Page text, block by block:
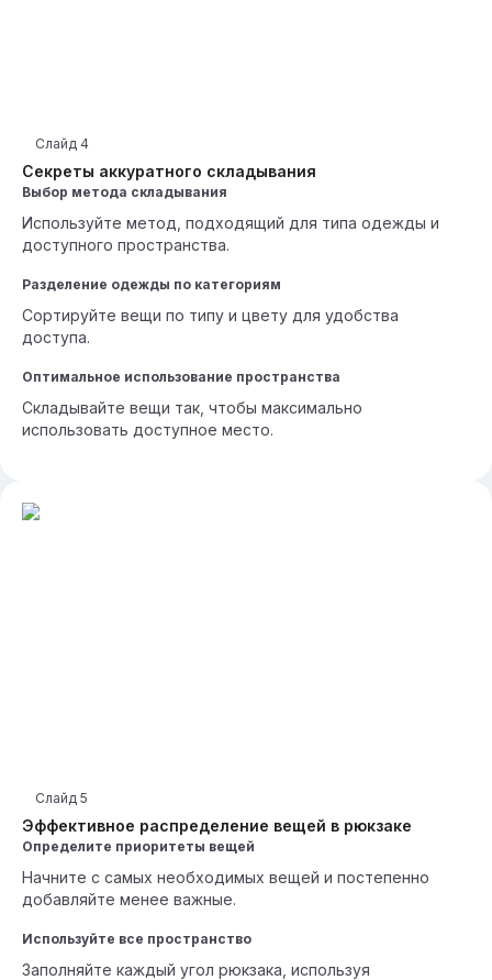
Секреты аккуратного складывания
Слайд 4
Выбор метода складывания
Используйте метод, подходящий для типа одежды и
доступного пространства.
Разделение одежды по категориям
Сортируйте вещи по типу и цвету для удобства
доступа.
Оптимальное использование пространства
Складывайте вещи так, чтобы максимально
использовать доступное место.
Эффективное распределение вещей в рюкзаке
Слайд 5
Определите приоритеты вещей
Начните с самых необходимых вещей и постепенно
добавляйте менее важные.
Используйте все пространство
Заполняйте каждый угол рюкзака, используя